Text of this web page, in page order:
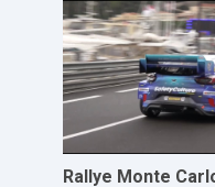
Rallye Monte